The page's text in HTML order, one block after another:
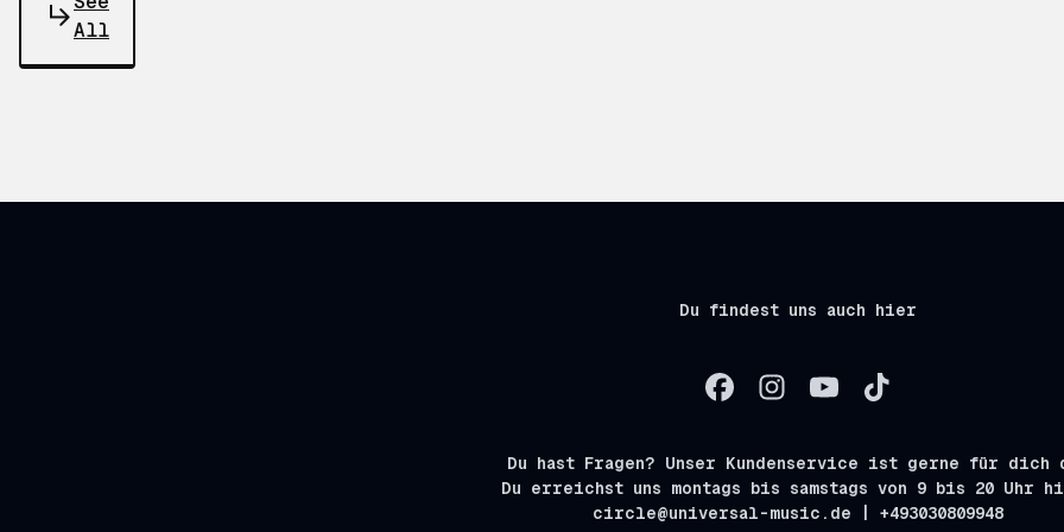
All
Du findest uns auch hier
Du hast Fragen? Unser Kundenservice ist gerne für dich
Du erreichst uns montags bis samstags von 9 bis 20 Uhr
circle@universal-music.de | +493030809948